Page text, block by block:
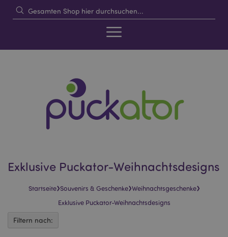
Exklusive Puckator-Weihnachtsdesigns
Startseite›Souvenirs & Geschenke›Weihnachtsgeschenke›
Exklusive Puckator-Weihnachtsdesigns
Filtern nach: